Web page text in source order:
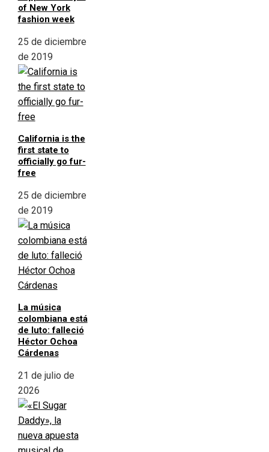
of New York
fashion week
25 de diciembre
de 2019
California is the
first state to
officially go fur-
free
25 de diciembre
de 2019
La música
colombiana está
de luto: falleció
Héctor Ochoa
Cárdenas
21 de julio de
2026